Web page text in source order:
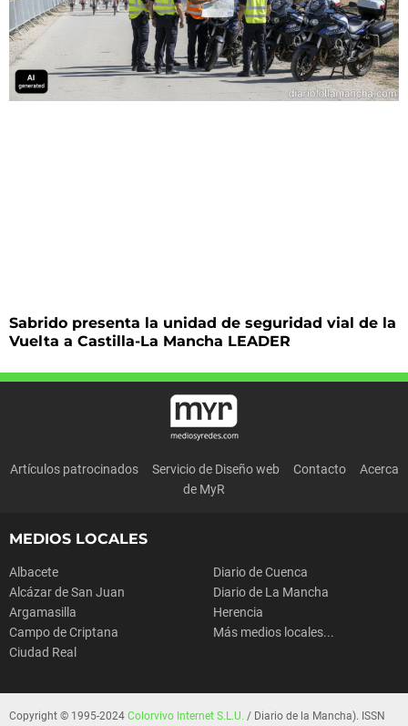
Sabrido presenta la unidad de seguridad vial de la
Vuelta a Castilla-La Mancha LEADER
Artículos patrocinados Servicio de Diseño web Contacto
Acerca
de MyR
MEDIOS LOCALES
Albacete
Alcázar de San Juan
Argamasilla
Campo de Criptana
Ciudad Real
Diario de Cuenca
Diario de La Mancha
Herencia
Más medios locales...
Copyright © 1995-2024 Colorvivo Internet S.L.U. / Diario de la Mancha). ISSN